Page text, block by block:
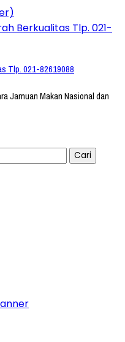
Tlp. 021-82619088
Jamuan Makan Nasional dan